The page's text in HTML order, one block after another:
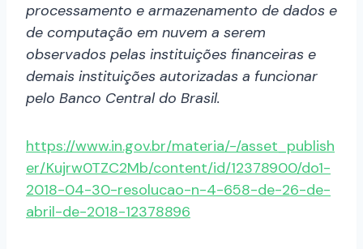
processamento e armazenamento de dados e
de computação em nuvem a serem
observados pelas instituições financeiras e
demais instituições autorizadas a funcionar
pelo Banco Central do Brasil.
https://www.in.gov.br/materia/-/asset_publish
er/Kujrw0TZC2Mb/content/id/12378900/do1-
2018-04-30-resolucao-n-4-658-de-26-de-
abril-de-2018-12378896